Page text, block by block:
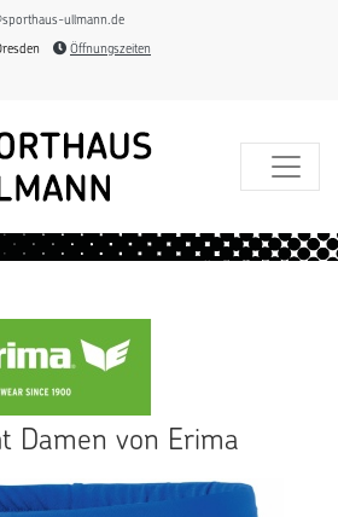
ullmann.de
Öffnungszeiten
Damen von Erima